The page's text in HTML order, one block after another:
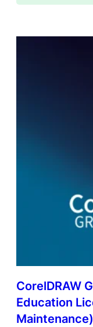
CorelDRAW
Education